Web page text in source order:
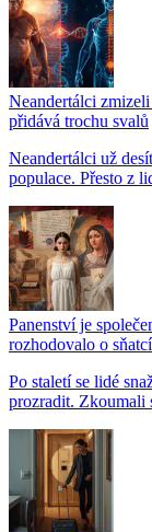
Neandertálci
přidává trochu svalů
Neandertálci už
populace. Přesto z
Panenství je
rozhodovalo o
Po staletí se lidé
prozradit. Zkoumali